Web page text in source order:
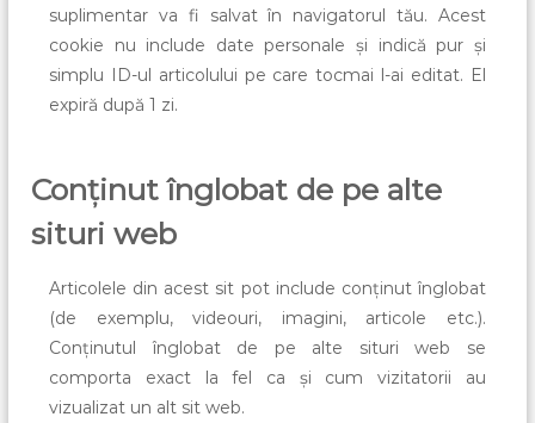
suplimentar va fi salvat în navigatorul tău. Acest
cookie nu include date personale și indică pur și
simplu ID-ul articolului pe care tocmai l-ai editat. El
expiră după 1 zi.
Conținut înglobat de pe alte
situri web
Articolele din acest sit pot include conținut înglobat
(de exemplu, videouri, imagini, articole etc.).
Conținutul înglobat de pe alte situri web se
comporta exact la fel ca și cum vizitatorii au
vizualizat un alt sit web.